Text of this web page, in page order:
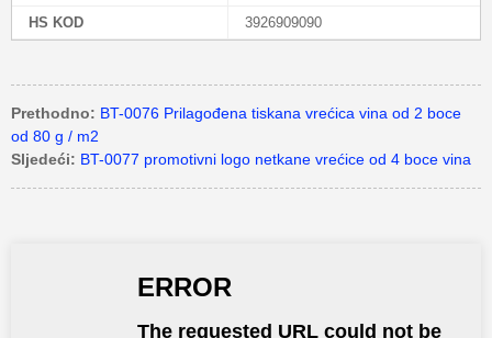
HS KOD 3926909090
Prethodno: BT-0076 Prilagođena tiskana vrećica vina od 2 boce
od 80 g / m2
Sljedeći: BT-0077 promotivni logo netkane vrećice od 4 boce vina